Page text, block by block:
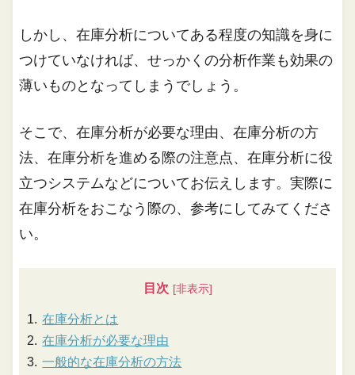
しかし、在庫分析についてある程度の知識を身に
つけていなければ、せっかくの分析作業も効果の
薄いものとなってしまうでしょう。
そこで、在庫分析が必要な理由、在庫分析の方
法、在庫分析を進める際の注意点、在庫分析に役
立つシステムなどについてお伝えします。実際に
在庫分析をおこなう際の、参考にしてみてくださ
い。
目次
在庫分析とは
在庫分析が必要な理由
一般的な在庫分析の方法